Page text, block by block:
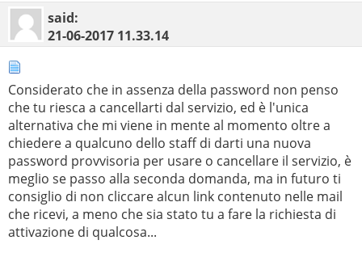
said:
21-06-2017 11.33.14
Considerato che in assenza della password non penso
che tu riesca a cancellarti dal servizio, ed è l'unica
alternativa che mi viene in mente al momento oltre a
chiedere a qualcuno dello staff di darti una nuova
password provvisoria per usare o cancellare il servizio, è
meglio se passo alla seconda domanda, ma in futuro ti
consiglio di non cliccare alcun link contenuto nelle mail
che ricevi, a meno che sia stato tu a fare la richiesta di
attivazione di qualcosa...